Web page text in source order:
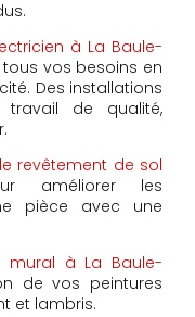
à La Baule-
vos besoins en
Des installations
travail de qualité,
revêtement de sol
améliorer les
pièce avec une
mural à La Baule-
de vos peintures
et lambris.